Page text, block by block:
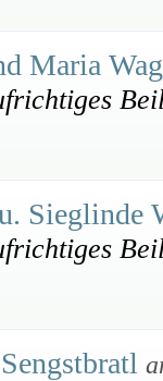
Maria
Sieglinde